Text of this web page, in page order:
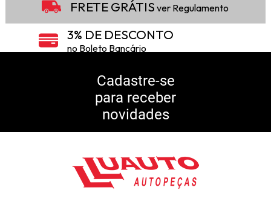
FRETE GRÁTIS ver Regulamento
3% DE DESCONTO
no Boleto Bancário
5% DE DESCONTO
10% DE CASHBACK
Consulte Regulamento
Cadastre-se
para receber
novidades